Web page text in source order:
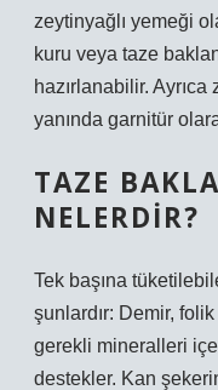
zeytinyağlı yemeği
kuru veya taze
hazırlanabilir.
yanında garnitür
TAZE
NELERDIR?
Tek başına
şunlardır: Demir,
gerekli mineralleri
destekler. Kan